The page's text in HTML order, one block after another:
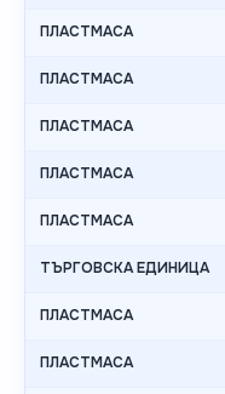
ПЛАСТМАСА
ПЛАСТМАСА
ПЛАСТМАСА
ПЛАСТМАСА
ПЛАСТМАСА
ТЪРГОВСКА ЕДИНИЦА
ПЛАСТМАСА
ПЛАСТМАСА